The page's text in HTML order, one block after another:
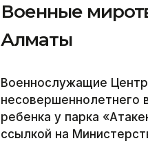
Военные
Алматы
Военнослужащие
несовершеннолетнего
ребенка у парка
ссылкой на